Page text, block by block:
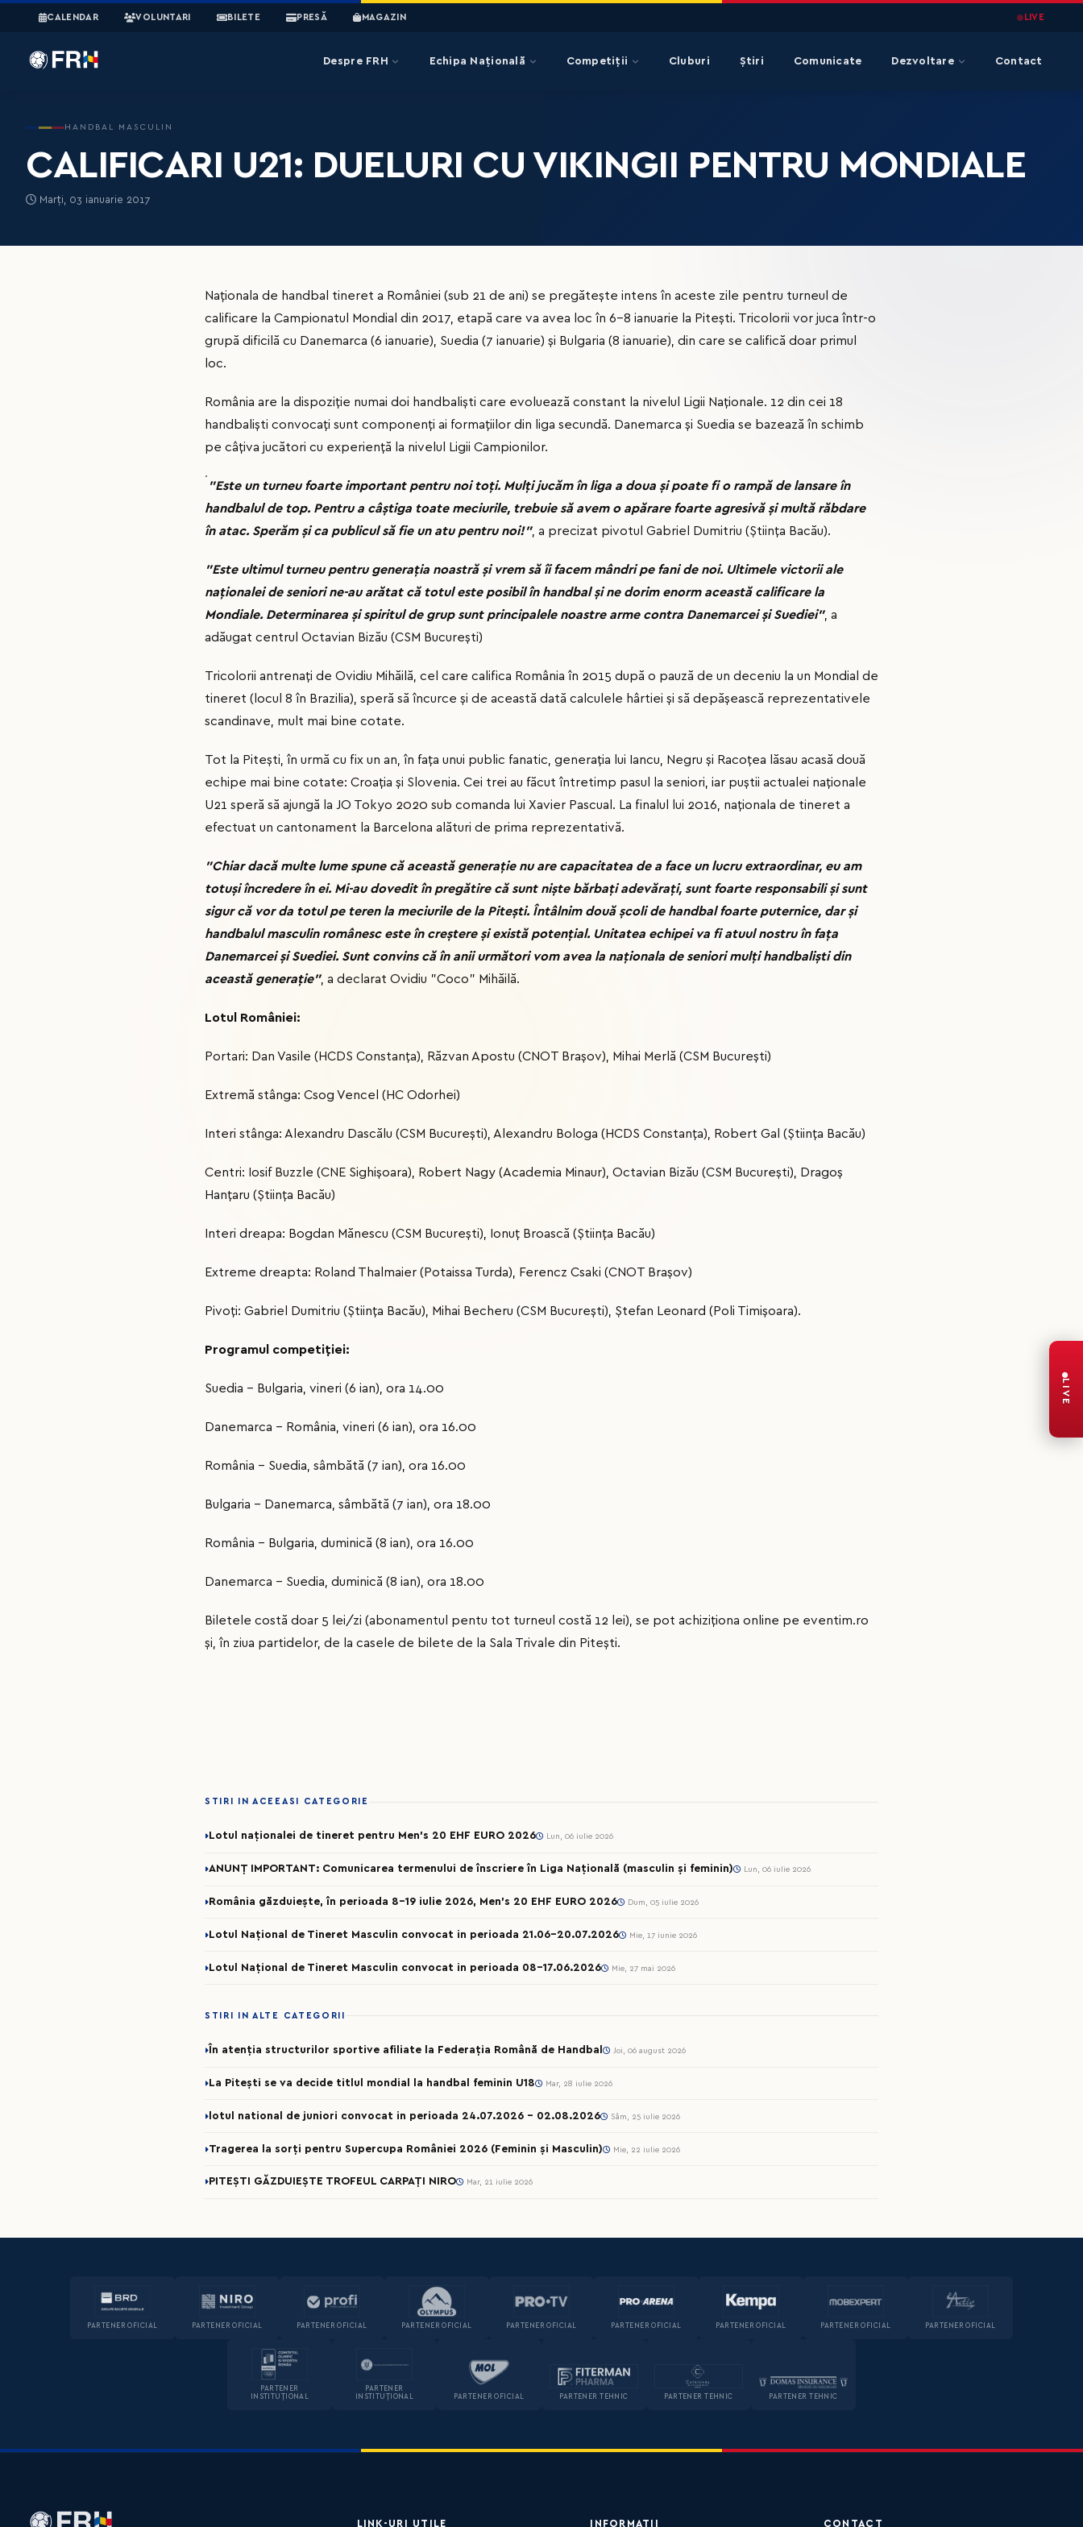
CALENDAR VOLUNTARI BILETE PRESĂ MAGAZIN LIVE
Despre FRH Echipa Națională Competiții Cluburi Știri Comunicate Dezvoltare Contact
HANDBAL MASCULIN
CALIFICARI U21: DUELURI CU VIKINGII PENTRU MONDIALE
Marți, 03 ianuarie 2017
Naţionala de handbal tineret a României (sub 21 de ani) se pregăteşte intens în aceste zile pentru turneul de
calificare la Campionatul Mondial din 2017, etapă care va avea loc în 6-8 ianuarie la Piteşti. Tricolorii vor juca într-o
grupă dificilă cu Danemarca (6 ianuarie), Suedia (7 ianuarie) şi Bulgaria (8 ianuarie), din care se califică doar primul
loc.
România are la dispoziţie numai doi handbalişti care evoluează constant la nivelul Ligii Naţionale. 12 din cei 18
handbalişti convocaţi sunt componenţi ai formaţiilor din liga secundă. Danemarca și Suedia se bazează în schimb
pe câțiva jucători cu experiență la nivelul Ligii Campionilor.
"Este un turneu foarte important pentru noi toți. Mulți jucăm în liga a doua și poate fi o rampă de lansare în
handbalul de top. Pentru a câștiga toate meciurile, trebuie să avem o apărare foarte agresivă și multă răbdare
în atac. Sperăm și ca publicul să fie un atu pentru noi!", a precizat pivotul Gabriel Dumitriu (Știința Bacău).
"Este ultimul turneu pentru generația noastră și vrem să îi facem mândri pe fani de noi. Ultimele victorii ale
naționalei de seniori ne-au arătat că totul este posibil în handbal și ne dorim enorm această calificare la
Mondiale. Determinarea și spiritul de grup sunt principalele noastre arme contra Danemarcei și Suediei", a
adăugat centrul Octavian Bizău (CSM București)
Tricolorii antrenați de Ovidiu Mihăilă, cel care califica România în 2015 după o pauză de un deceniu la un Mondial de
tineret (locul 8 în Brazilia), speră să încurce și de această dată calculele hârtiei și să depășească reprezentativele
scandinave, mult mai bine cotate.
Tot la Pitești, în urmă cu fix un an, în fața unui public fanatic, generația lui Iancu, Negru și Racoțea lăsau acasă două
echipe mai bine cotate: Croația și Slovenia. Cei trei au făcut întretimp pasul la seniori, iar puștii actualei naționale
U21 speră să ajungă la JO Tokyo 2020 sub comanda lui Xavier Pascual. La finalul lui 2016, naționala de tineret a
efectuat un cantonament la Barcelona alături de prima reprezentativă.
"Chiar dacă multe lume spune că această generație nu are capacitatea de a face un lucru extraordinar, eu am
totuși încredere în ei. Mi-au dovedit în pregătire că sunt niște bărbați adevărați, sunt foarte responsabili și sunt
sigur că vor da totul pe teren la meciurile de la Pitești. Întâlnim două școli de handbal foarte puternice, dar și
handbalul masculin românesc este în creștere și există potențial. Unitatea echipei va fi atuul nostru în fața
Danemarcei și Suediei. Sunt convins că în anii următori vom avea la naționala de seniori mulți handbaliști din
această generație", a declarat Ovidiu "Coco" Mihăilă.
Lotul României:
Portari: Dan Vasile (HCDS Constanţa), Răzvan Apostu (CNOT Braşov), Mihai Merlă (CSM Bucureşti)
Extremă stânga: Csog Vencel (HC Odorhei)
Interi stânga: Alexandru Dascălu (CSM Bucureşti), Alexandru Bologa (HCDS Constanţa), Robert Gal (Ştiinţa Bacău)
Centri: Iosif Buzzle (CNE Sighişoara), Robert Nagy (Academia Minaur), Octavian Bizău (CSM Bucureşti), Dragoş
Hanţaru (Ştiinţa Bacău)
Interi dreapa: Bogdan Mănescu (CSM Bucureşti), Ionuţ Broască (Ştiinţa Bacău)
Extreme dreapta: Roland Thalmaier (Potaissa Turda), Ferencz Csaki (CNOT Braşov)
Pivoţi: Gabriel Dumitriu (Ştiinţa Bacău), Mihai Becheru (CSM Bucureşti), Ştefan Leonard (Poli Timişoara).
Programul competiției:
Suedia - Bulgaria, vineri (6 ian), ora 14.00
Danemarca - România, vineri (6 ian), ora 16.00
România - Suedia, sâmbătă (7 ian), ora 16.00
Bulgaria - Danemarca, sâmbătă (7 ian), ora 18.00
România - Bulgaria, duminică (8 ian), ora 16.00
Danemarca - Suedia, duminică (8 ian), ora 18.00
Biletele costă doar 5 lei/zi (abonamentul pentu tot turneul costă 12 lei), se pot achiziționa online pe eventim.ro
și, în ziua partidelor, de la casele de bilete de la Sala Trivale din Pitești.
STIRI IN ACEEASI CATEGORIE
Lotul naționalei de tineret pentru Men’s 20 EHF EURO 2026 Lun, 06 iulie 2026
ANUNȚ IMPORTANT: Comunicarea termenului de înscriere în Liga Națională (masculin și feminin) Lun, 06 iulie 2026
România găzduiește, în perioada 8-19 iulie 2026, Men’s 20 EHF EURO 2026 Dum, 05 iulie 2026
Lotul Național de Tineret Masculin convocat in perioada 21.06-20.07.2026 Mie, 17 iunie 2026
Lotul Național de Tineret Masculin convocat in perioada 08-17.06.2026 Mie, 27 mai 2026
STIRI IN ALTE CATEGORII
În atenția structurilor sportive afiliate la Federația Română de Handbal Joi, 06 august 2026
La Pitești se va decide titlul mondial la handbal feminin U18 Mar, 28 iulie 2026
lotul national de juniori convocat in perioada 24.07.2026 – 02.08.2026 Sâm, 25 iulie 2026
Tragerea la sorți pentru Supercupa României 2026 (Feminin și Masculin) Mie, 22 iulie 2026
PITEȘTI GĂZDUIEȘTE TROFEUL CARPAȚI NIRO Mar, 21 iulie 2026
PARTENER OFICIAL PARTENER OFICIAL PARTENER OFICIAL PARTENER OFICIAL PARTENER OFICIAL PARTENER OFICIAL PARTENER OFICIAL PARTENER OFICIAL PARTENER OFICIAL
PARTENER
INSTITUȚIONAL
PARTENER
INSTITUȚIONAL
PARTENER OFICIAL PARTENER TEHNIC PARTENER TEHNIC PARTENER TEHNIC
LIVE
LINK-URI UTILE INFORMAȚII CONTACT